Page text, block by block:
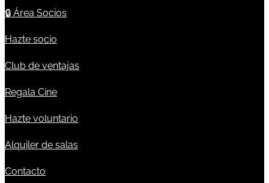
🔒 Área Socios
Hazte socio
Club de ventajas
Regala Cine
Hazte voluntario
Alquiler de salas
Contacto